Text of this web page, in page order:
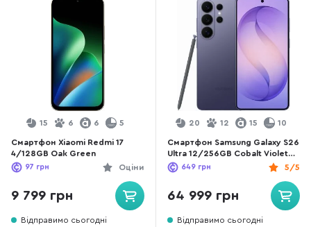
15 6 6 5
Смартфон Xiaomi Redmi 17
4/128GB Oak Green
Оціни
97 грн
9 799 грн
Відправимо сьогодні
20 12 15 10
Смартфон Samsung Galaxy S26
Ultra 12/256GB Cobalt Violet
(SM-S948BZVDEUC)
5/5
649 грн
64 999 грн
Відправимо сьогодні